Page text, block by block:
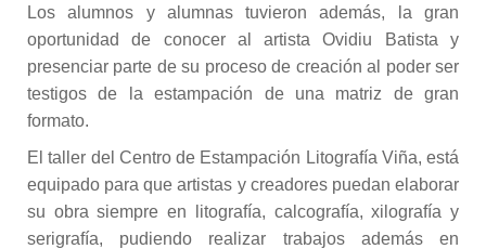
Los alumnos y alumnas tuvieron además, la gran
oportunidad de conocer al artista Ovidiu Batista y
presenciar parte de su proceso de creación al poder ser
testigos de la estampación de una matriz de gran
formato.
El taller del Centro de Estampación Litografía Viña, está
equipado para que artistas y creadores puedan elaborar
su obra siempre en litografía, calcografía, xilografía y
serigrafía, pudiendo realizar trabajos además en